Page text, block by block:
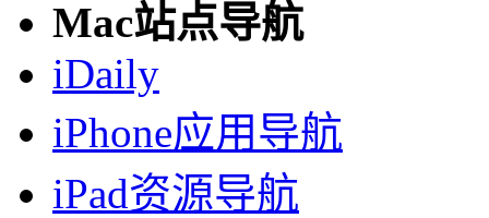
Mac站点导航
iDaily
iPhone应用导航
iPad资源导航